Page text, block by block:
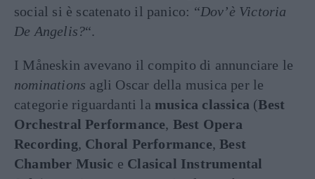
social si è scatenato il panico: “Dov’è Victoria
De Angelis?“.
I Måneskin avevano il compito di annunciare le
nominations agli Oscar della musica per le
categorie riguardanti la musica classica (Best
Orchestral Performance, Best Opera
Recording, Choral Performance, Best
Chamber Music e Clasical Instrumental